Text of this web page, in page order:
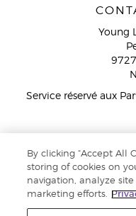
Young
Service réservé aux
Copyright © 2021 Young
By clicking “Accept All
storing of cookies on
navigation, analyze
marketing efforts.